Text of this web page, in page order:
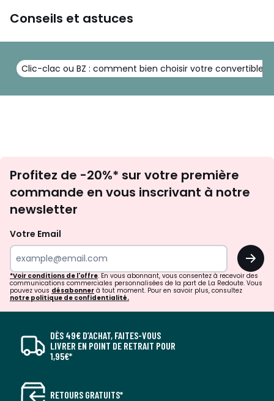
Conseils et astuces
Clic-clac ou BZ : comment bien choisir votre convertible ?
newsletter
Profitez de -20%* sur votre première
commande en vous inscrivant à notre
newsletter
Votre Email
OK
*Voir conditions de l'offre. En vous abonnant, vous consentez à recevoir des
communications commerciales personnalisées de la part de La Redoute. Vous
pouvez vous désabonner à tout moment. Pour en savoir plus, consultez
notre politique de confidentialité.
DÈS 49€ D’ACHAT, FAITES-VOUS
LIVRER EN POINT DE RETRAIT POUR
1,95€*
RETOURS GRATUITS*